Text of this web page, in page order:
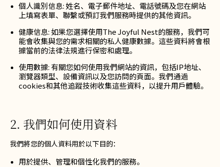
個人識別信息: 姓名、電子郵件地址、電話號碼及您在網站
上填寫表單、聯繫或預訂我們服務時提供的其他資訊。
健康信息: 如果您選擇使用The Joyful Nest的服務，我們可
能會收集與您的需求相關的私人健康數據。這些資料將會根
據當前的法律法規進行保密和處理。
使用數據: 有關您如何使用我們網站的資訊，包括IP地址、
瀏覽器類型、設備資訊以及您訪問的頁面。我們通過
cookies和其他追蹤技術收集這些資料，以提升用戶體驗。
2. 我們如何使用資料
我們將您的個人資料用於以下目的：
用於提供、管理和個性化我們的服務。